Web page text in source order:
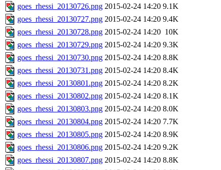
goes_rhessi_20130726.png 2015-02-24 14:20 9.1K
goes_rhessi_20130727.png 2015-02-24 14:20 9.4K
goes_rhessi_20130728.png 2015-02-24 14:20 10K
goes_rhessi_20130729.png 2015-02-24 14:20 9.3K
goes_rhessi_20130730.png 2015-02-24 14:20 8.8K
goes_rhessi_20130731.png 2015-02-24 14:20 8.4K
goes_rhessi_20130801.png 2015-02-24 14:20 8.2K
goes_rhessi_20130802.png 2015-02-24 14:20 8.1K
goes_rhessi_20130803.png 2015-02-24 14:20 8.0K
goes_rhessi_20130804.png 2015-02-24 14:20 7.7K
goes_rhessi_20130805.png 2015-02-24 14:20 8.9K
goes_rhessi_20130806.png 2015-02-24 14:20 9.2K
goes_rhessi_20130807.png 2015-02-24 14:20 8.8K